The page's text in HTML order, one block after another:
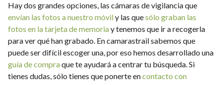
Hay dos grandes opciones, las cámaras de vigilancia que
envían las fotos a nuestro móvily las quesólo graban las
fotos en la tarjeta de memoriay tenemos que ir a recogerla
para ver qué han grabado. En camarastrail sabemos que
puede ser difícil escoger una, por eso hemos desarrollado una
guía de compraque te ayudará a centrar tu búsqueda. Si
tienes dudas, sólo tienes que ponerte encontacto con